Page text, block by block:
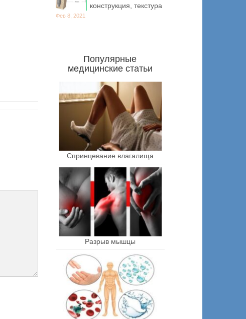
конструкция, текстура
Фев 8, 2021
Популярные
медицинские статьи
Спринцевание влагалища
Разрыв мышцы